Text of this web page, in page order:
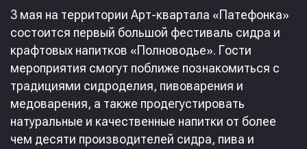
3 мая на территории Арт-квартала «Патефонка»
состоится первый большой фестиваль сидра и
крафтовых напитков «Полноводье». Гости
мероприятия смогут поближе познакомиться с
традициями сидроделия, пивоварения и
медоварения, а также продегустировать
натуральные и качественные напитки от более
чем десяти производителей сидра, пива и